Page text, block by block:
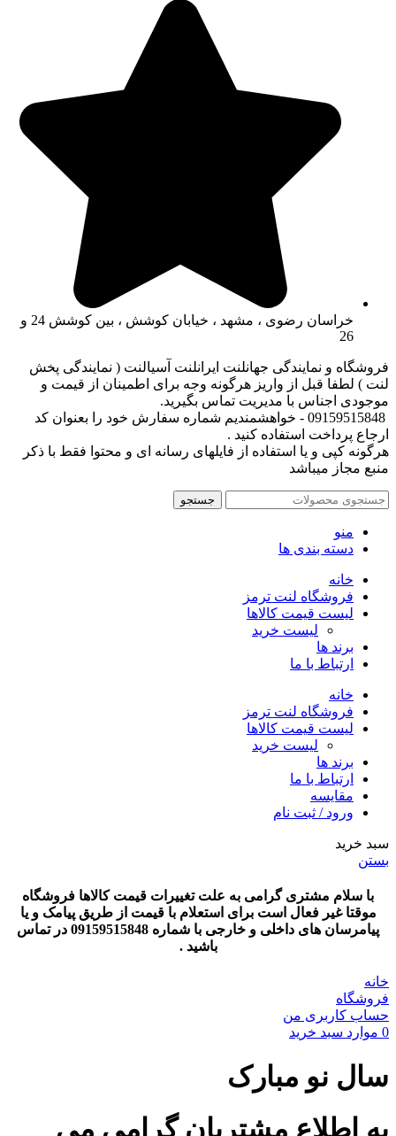
خراسان رضوی ، مشهد ، خیابان کوشش ، بین کوشش 24 و
26
فروشگاه و نمایندگی جهانلنت ایرانلنت آسیالنت ( نمایندگی پخش
لنت ) لطفا قبل از واریز هرگونه وجه برای اطمینان از قیمت و
موجودی اجناس با مدیریت تماس بگیرید.
09159515848 - خواهشمندیم شماره سفارش خود را بعنوان کد
ارجاع پرداخت استفاده کنید .
هرگونه کپی و یا استفاده از فایلهای رسانه ای و محتوا فقط با ذکر
منبع مجاز میباشد
جستجو
منو
دسته بندی ها
خانه
فروشگاه لنت ترمز
لیست قیمت کالاها
لیست خرید
برند ها
ارتباط با ما
خانه
فروشگاه لنت ترمز
لیست قیمت کالاها
لیست خرید
برند ها
ارتباط با ما
مقایسه
ورود / ثبت نام
سبد خرید
بستن
با سلام مشتری گرامی به علت تغییرات قیمت کالاها فروشگاه
موقتا غیر فعال است برای استعلام با قیمت از طریق پیامک و یا
پیامرسان های داخلی و خارجی با شماره 09159515848 در تماس
باشید .
خانه
فروشگاه
حساب کاربری من
0 موارد سبد خرید
سال نو مبارک
به اطلاع مشتریان گرامی می